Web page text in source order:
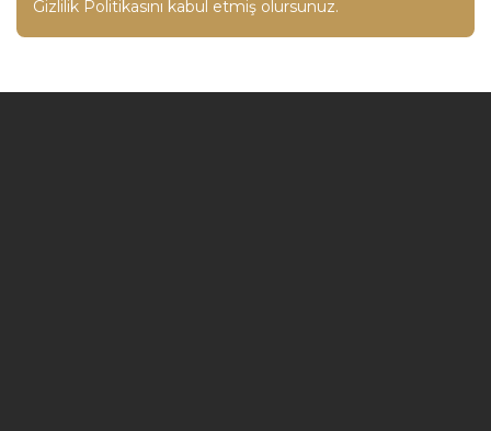
Gizlilik Politikasını kabul etmiş olursunuz.